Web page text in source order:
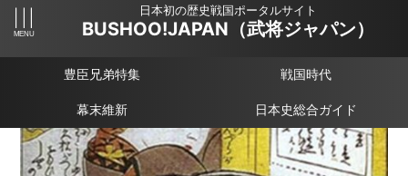
日本初の歴史戦国ポータルサイト
BUSHOO!JAPAN（武将ジャパン）
豊臣兄弟特集 戦国時代
幕末維新 日本史総合ガイド